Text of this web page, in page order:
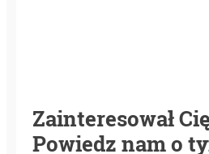
Zainteresował
Powiedz nam o